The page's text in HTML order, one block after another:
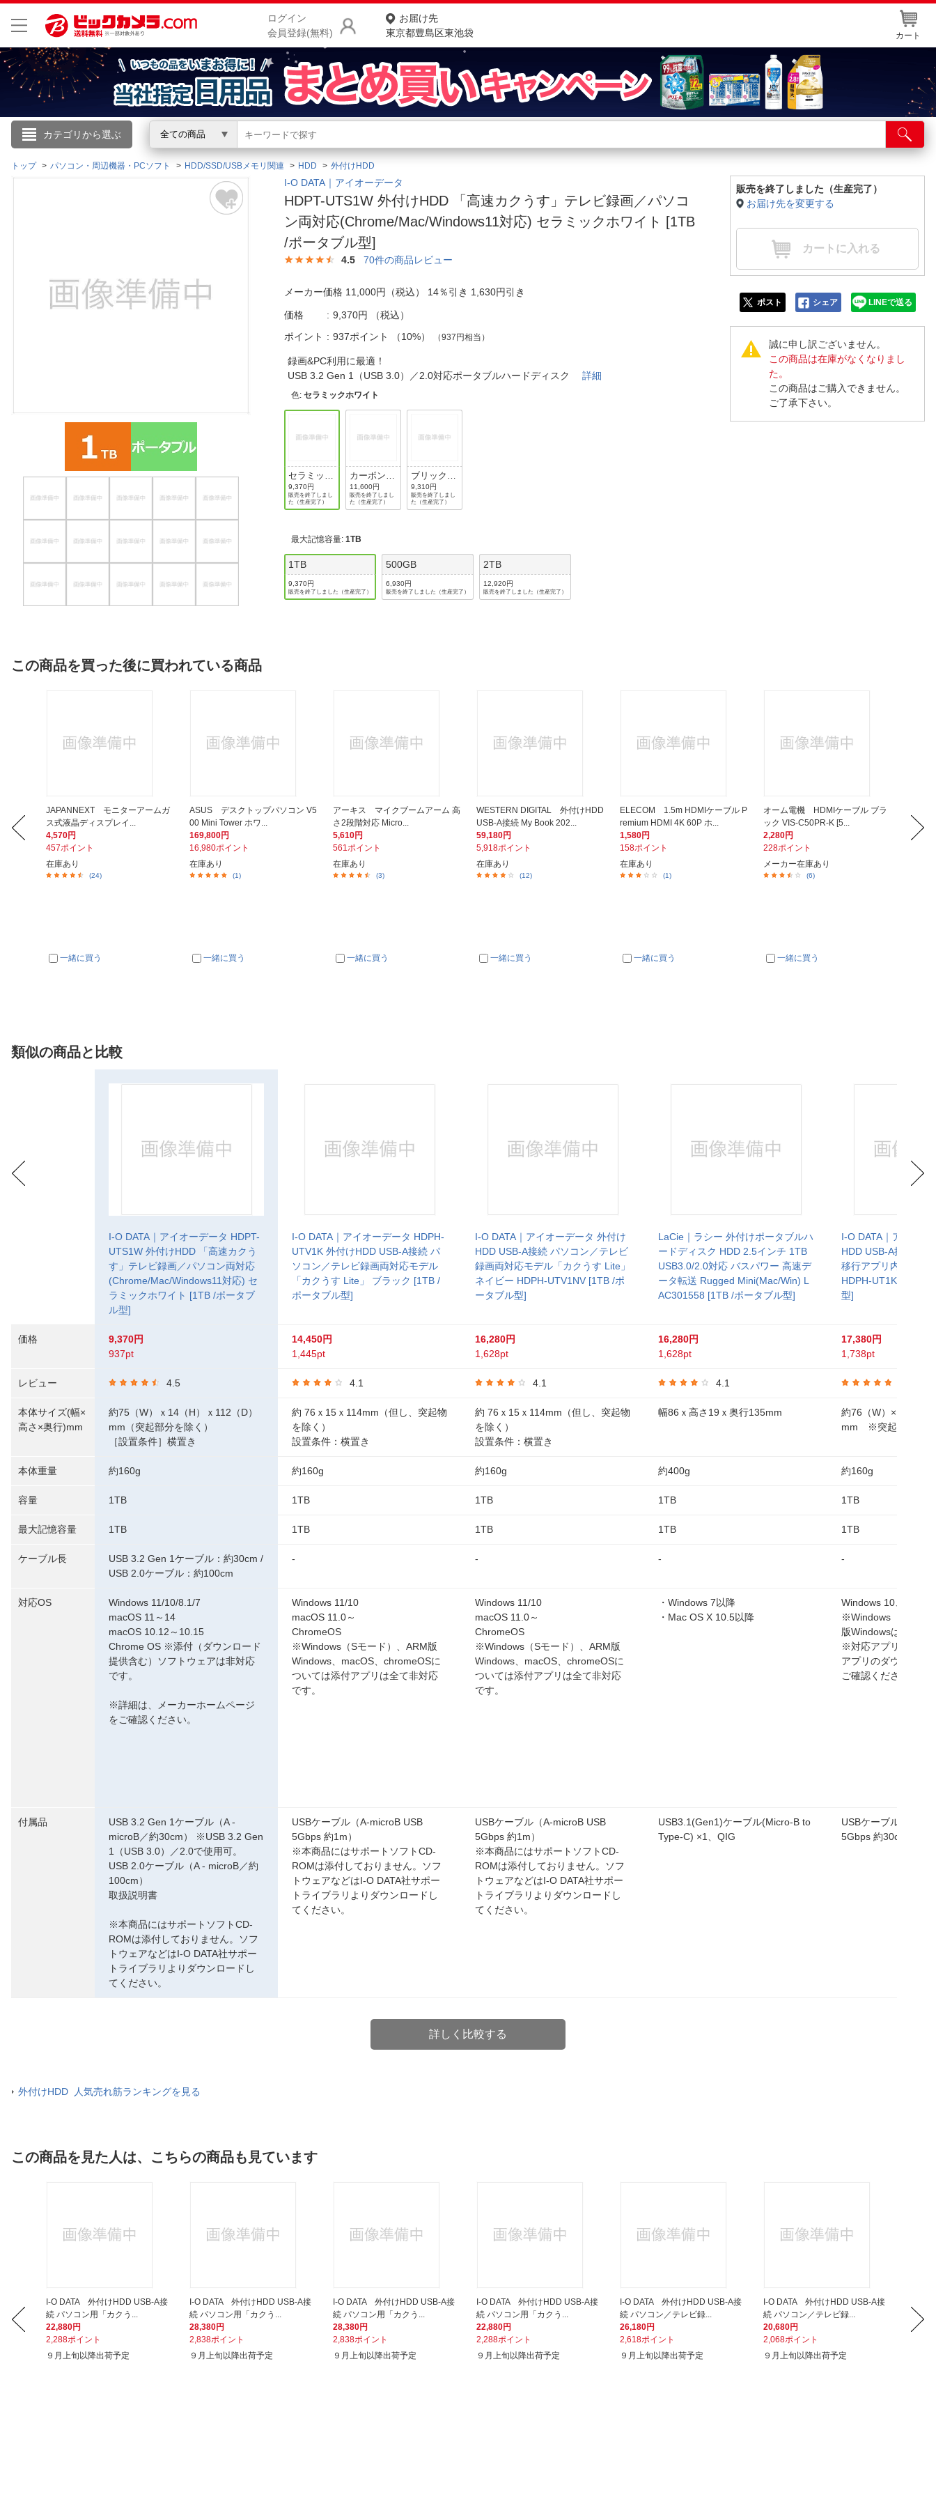
ログイン
会員登録(無料)
お届け先
東京都豊島区東池袋
カート
カテゴリから選ぶ 全ての商品
こんにちは
ログイン
閲覧履歴
商品をさがす
ランキングからさがす
カテゴリ一覧からさがす
お客様サポート
ご利用ガイド
よくある質問・お問合せ
店舗サービス
ネット取り置き
店舗情報・店舗一覧
トップ パソコン・周辺機器・PCソフト HDD/SSD/USBメモリ関連 HDD 外付けHDD
I-O DATA｜アイオーデータ
HDPT-UTS1W 外付けHDD 「高速カクうす」テレビ録画／パソコ
ン両対応(Chrome/Mac/Windows11対応) セラミックホワイト [1TB
/ポータブル型]
4.5 70件の商品レビュー
メーカー価格 11,000円（税込） 14％引き 1,630円引き
価格 9,370円
（税込）
ポイント
937ポイント （10%） （937円相当）
録画&PC利用に最適！
USB 3.2 Gen 1（USB 3.0）／2.0対応ポータブルハードディスク詳細
色:セラミックホワイト
セラミック
ホワイト
9,370円
販売を終了しまし
た（生産完了）
カーボンブ
ラック
11,600円
販売を終了しまし
た（生産完了）
ブリックブ
ラウン
9,310円
販売を終了しまし
た（生産完了）
最大記憶容量:1TB
1TB
9,370円
販売を終了しました（生産完了）
500GB
6,930円
販売を終了しました（生産完了）
2TB
12,920円
販売を終了しました（生産完了）
販売を終了しました（生産完了）
お届け先を変更する
カートに入れる
ポスト シェア LINEで送る
誠に申し訳ございません。
この商品は在庫がなくなりまし
た。
この商品はご購入できません。
ご了承下さい。
この商品を買った後に買われている商品
JAPANNEXT モニターアームガ
ス式液晶ディスプレイ...
4,570円
457ポイント
在庫あり
(24)
一緒に買う
ASUS デスクトップパソコン V5
00 Mini Tower ホワ...
169,800円
16,980ポイント
在庫あり
(1)
一緒に買う
アーキス マイクブームアーム 高
さ2段階対応 Micro...
5,610円
561ポイント
在庫あり
(3)
一緒に買う
WESTERN DIGITAL 外付けHDD
USB-A接続 My Book 202...
59,180円
5,918ポイント
在庫あり
(12)
一緒に買う
ELECOM 1.5m HDMIケーブル P
remium HDMI 4K 60P ホ...
1,580円
158ポイント
在庫あり
(1)
一緒に買う
オーム電機 HDMIケーブル ブラ
ック VIS-C50PR-K [5...
2,280円
228ポイント
メーカー在庫あり
(6)
一緒に買う
B-A
6,918円
類似の商品と比較
価格
レビュー
本体サイズ(幅×
高さ×奥行)mm
本体重量
容量
最大記憶容量
ケーブル長
対応OS
付属品
I-O DATA｜アイオーデータ HDPT-
UTS1W 外付けHDD 「高速カクう
す」テレビ録画／パソコン両対応
(Chrome/Mac/Windows11対応) セ
ラミックホワイト [1TB /ポータブ
ル型]
9,370円
937pt
4.5
約75（W）ｘ14（H）ｘ112（D）
mm（突起部分を除く）
［設置条件］横置き
約160g
1TB
1TB
USB 3.2 Gen 1ケーブル：約30cm /
USB 2.0ケーブル：約100cm
Windows 11/10/8.1/7
macOS 11～14
macOS 10.12～10.15
Chrome OS ※添付（ダウンロード
提供含む）ソフトウェアは非対応
です。
※詳細は、メーカーホームページ
をご確認ください。
USB 3.2 Gen 1ケーブル（A -
microB／約30cm） ※USB 3.2 Gen
1（USB 3.0）／2.0で使用可。
USB 2.0ケーブル（A - microB／約
100cm）
取扱説明書
※本商品にはサポートソフトCD-
ROMは添付しておりません。ソフ
トウェアなどはI-O DATA社サポー
トライブラリよりダウンロードし
てください。
I-O DATA｜アイオーデータ HDPH-
UTV1K 外付けHDD USB-A接続 パ
ソコン／テレビ録画両対応モデル
「カクうす Lite」 ブラック [1TB /
ポータブル型]
14,450円
1,445pt
4.1
約 76ｘ15ｘ114mm（但し、突起物
を除く）
設置条件：横置き
約160g
1TB
1TB
-
Windows 11/10
macOS 11.0～
ChromeOS
※Windows（Sモード）、ARM版
Windows、macOS、chromeOSに
ついては添付アプリは全て非対応
です。
USBケーブル（A-microB USB
5Gbps 約1m）
※本商品にはサポートソフトCD-
ROMは添付しておりません。ソフ
トウェアなどはI-O DATA社サポー
トライブラリよりダウンロードし
てください。
I-O DATA｜アイオーデータ 外付け
HDD USB-A接続 パソコン／テレビ
録画両対応モデル「カクうす Lite」
ネイビー HDPH-UTV1NV [1TB /ポ
ータブル型]
16,280円
1,628pt
4.1
約 76ｘ15ｘ114mm（但し、突起物
を除く）
設置条件：横置き
約160g
1TB
1TB
-
Windows 11/10
macOS 11.0～
ChromeOS
※Windows（Sモード）、ARM版
Windows、macOS、chromeOSに
ついては添付アプリは全て非対応
です。
USBケーブル（A-microB USB
5Gbps 約1m）
※本商品にはサポートソフトCD-
ROMは添付しておりません。ソフ
トウェアなどはI-O DATA社サポー
トライブラリよりダウンロードし
てください。
LaCie｜ラシー 外付けポータブルハ
ードディスク HDD 2.5インチ 1TB
USB3.0/2.0対応 バスパワー 高速デ
ータ転送 Rugged Mini(Mac/Win) L
AC301558 [1TB /ポータブル型]
16,280円
1,628pt
4.1
幅86ｘ高さ19ｘ奥行135mm
約400g
1TB
1TB
-
・Windows 7以降
・Mac OS X 10.5以降
USB3.1(Gen1)ケーブル(Micro-B to
Type-C) ×1、QIG
I-O DATA｜アイオー
HDD USB-A接続 「
移行アプリ内蔵」
HDPH-UT1KR/S
型]
17,380円
1,738pt
約76（W）×15（H
mm ※突起部含まず
約160g
1TB
1TB
-
Windows 10、
※Windows（Sモー
版Windowsは非対応
※対応アプリの対応
アプリのダウンロー
ご確認ください。
USBケーブル（
5Gbps 約30cm）
詳しく比較する
外付けHDD 人気売れ筋ランキングを見る
この商品を見た人は、こちらの商品も見ています
I-O DATA 外付けHDD USB-A接
続 パソコン用「カクう...
22,880円
2,288ポイント
９月上旬以降出荷予定
I-O DATA 外付けHDD USB-A接
続 パソコン用「カクう...
28,380円
2,838ポイント
９月上旬以降出荷予定
I-O DATA 外付けHDD USB-A接
続 パソコン用「カクう...
28,380円
2,838ポイント
９月上旬以降出荷予定
I-O DATA 外付けHDD USB-A接
続 パソコン用「カクう...
22,880円
2,288ポイント
９月上旬以降出荷予定
I-O DATA 外付けHDD USB-A接
続 パソコン／テレビ録...
26,180円
2,618ポイント
９月上旬以降出荷予定
I-O DATA 外付けHDD USB-A接
続 パソコン／テレビ録...
20,680円
2,068ポイント
９月上旬以降出荷予定
続 パ
26,180